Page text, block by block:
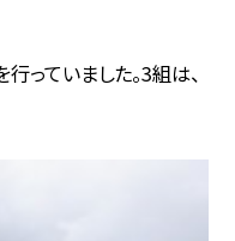
っていました。3組は、